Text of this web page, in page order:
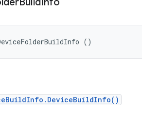
()